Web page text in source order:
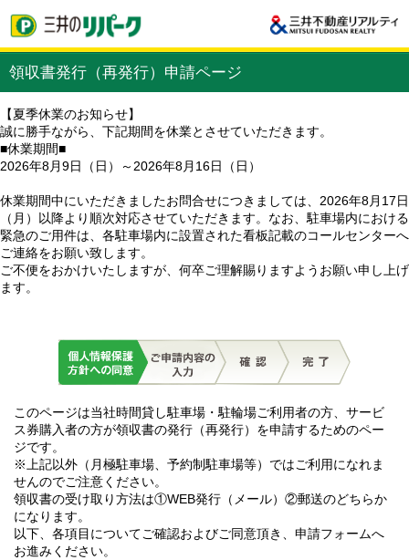
領収書発行（再発行）申請ページ
【夏季休業のお知らせ】
誠に勝手ながら、下記期間を休業とさせていただきます。
■休業期間■
2026年8月9日（日）～2026年8月16日（日）
休業期間中にいただきましたお問合せにつきましては、2026年8月17日
（月）以降より順次対応させていただきます。なお、駐車場内における
緊急のご用件は、各駐車場内に設置された看板記載のコールセンターへ
ご連絡をお願い致します。
ご不便をおかけいたしますが、何卒ご理解賜りますようお願い申し上げ
ます。
このページは当社時間貸し駐車場・駐輪場ご利用者の方、サービ
ス券購入者の方が領収書の発行（再発行）を申請するためのペー
ジです。
※上記以外（月極駐車場、予約制駐車場等）ではご利用になれま
せんのでご注意ください。
領収書の受け取り方法は①WEB発行（メール）②郵送のどちらか
になります。
以下、各項目についてご確認およびご同意頂き、申請フォームへ
お進みください。